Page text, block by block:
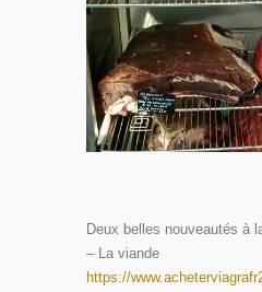
Deux belles nouveautés à
– La viande
https://